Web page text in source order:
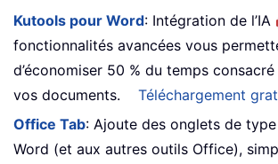
Kutools pour Word: Intégration de l’IA
fonctionnalités avancées vous
d’économiser 50 % du temps
vos documents.
Téléchargement
Office Tab: Ajoute des onglets de
Word (et aux autres outils Office),